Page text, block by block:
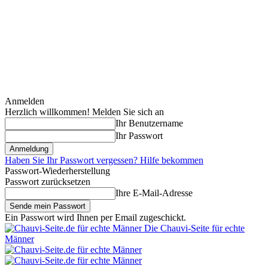
Anmelden
Herzlich willkommen! Melden Sie sich an
Ihr Benutzername
Ihr Passwort
Haben Sie Ihr Passwort vergessen? Hilfe bekommen
Passwort-Wiederherstellung
Passwort zurücksetzen
Ihre E-Mail-Adresse
Ein Passwort wird Ihnen per Email zugeschickt.
Die Chauvi-Seite für echte
Männer